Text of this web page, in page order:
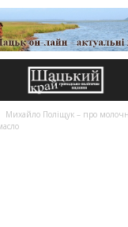
Михайло Поліщук – про